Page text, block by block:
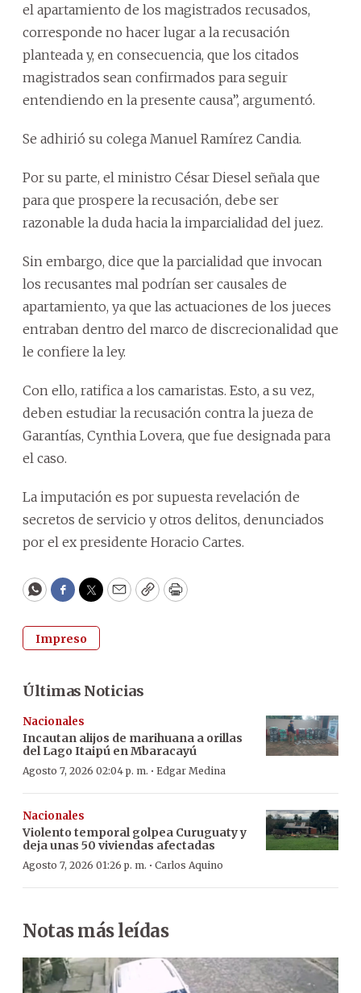
el apartamiento de los magistrados recusados,
corresponde no hacer lugar a la recusación
planteada y, en consecuencia, que los citados
magistrados sean confirmados para seguir
entendiendo en la presente causa”, argumentó.
Se adhirió su colega Manuel Ramírez Candia.
Por su parte, el ministro César Diesel señala que
para que prospere la recusación, debe ser
razonable la duda hacia la imparcialidad del juez.
Sin embargo, dice que la parcialidad que invocan
los recusantes mal podrían ser causales de
apartamiento, ya que las actuaciones de los jueces
entraban dentro del marco de discrecionalidad que
le confiere la ley.
Con ello, ratifica a los camaristas. Esto, a su vez,
deben estudiar la recusación contra la jueza de
Garantías, Cynthia Lovera, que fue designada para
el caso.
La imputación es por supuesta revelación de
secretos de servicio y otros delitos, denunciados
por el ex presidente Horacio Cartes.
WhatsApp
Facebook
Twitter
EmailCopyPrint
Impreso
Últimas Noticias
Nacionales
Incautan alijos de marihuana a orillas
del Lago Itaipú en Mbaracayú
Agosto 7, 2026 02:04 p. m. · Edgar Medina
Nacionales
Violento temporal golpea Curuguaty y
deja unas 50 viviendas afectadas
Agosto 7, 2026 01:26 p. m. · Carlos Aquino
Notas más leídas